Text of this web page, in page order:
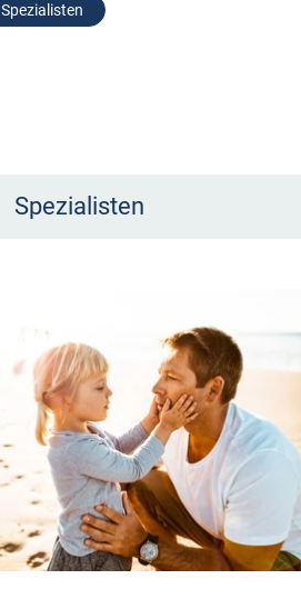
Spezialisten
Spezialisten